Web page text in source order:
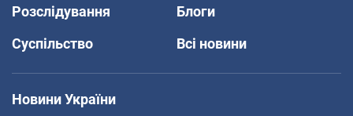
Розслідування
Блоги
Суспільство
Всі новини
Новини України